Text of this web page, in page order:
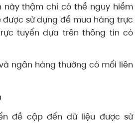
này thậm chí có thể nguy hiểm
được sử dụng để mua hàng trực
tuyến dựa trên thông tin có
ngân hàng thường có mối liên
đề cập đến dữ liệu được sử